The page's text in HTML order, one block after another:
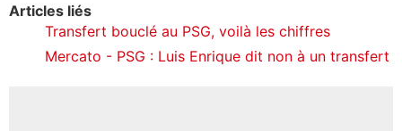
Articles liés
Transfert bouclé au PSG, voilà les chiffres
Mercato - PSG : Luis Enrique dit non à un transfert